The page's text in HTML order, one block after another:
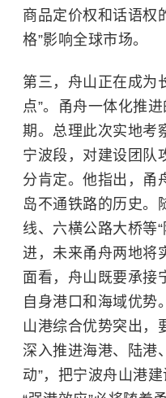
商品定价权和话语权
格”影响全球市场。
第三，舟山正在成为
点”。甬舟一体化推
期。总理此次实地考
宁波段，对建设团队
分肯定。他指出，甬
岛不通铁路的历史。
线、六横公路大桥等
进，未来甬舟两地将
面看，舟山既要承接
自身港口和海域优势
山港综合优势突出，
深入推进海港、陆港
动”，把宁波舟山港